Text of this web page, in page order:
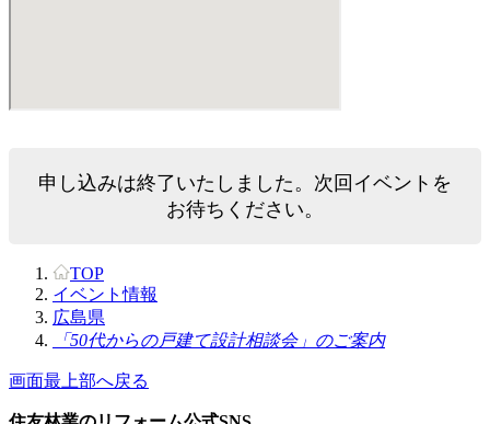
申し込みは終了いたしました。次回イベントを
お待ちください。
TOP
イベント情報
広島県
「50代からの戸建て設計相談会」のご案内
画面最上部へ戻る